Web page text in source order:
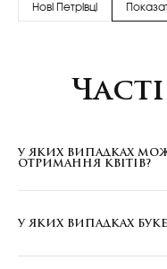
Нові Петрівці
У ЯКИХ ВИПАДКАХ
ОТРИМАННЯ КВІТІВ?
У ЯКИХ ВИПАДКАХ